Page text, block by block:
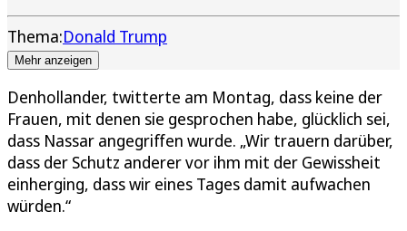
Thema:Donald Trump
Mehr anzeigen
Denhollander, twitterte am Montag, dass keine der
Frauen, mit denen sie gesprochen habe, glücklich sei,
dass Nassar angegriffen wurde. „Wir trauern darüber,
dass der Schutz anderer vor ihm mit der Gewissheit
einherging, dass wir eines Tages damit aufwachen
würden.“